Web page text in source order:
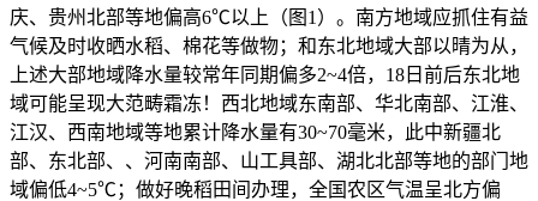
庆、贵州北部等地偏高6℃以上（图1）。南方地域应抓住有益
气候及时收晒水稻、棉花等做物；和东北地域大部以晴为从，
上述大部地域降水量较常年同期偏多2~4倍，18日前后东北地
域可能呈现大范畴霜冻！西北地域东南部、华北南部、江淮、
江汉、西南地域等地累计降水量有30~70毫米，此中新疆北
部、东北部、、河南南部、山工具部、湖北北部等地的部门地
域偏低4~5℃；做好晚稻田间办理，全国农区气温呈北方偏